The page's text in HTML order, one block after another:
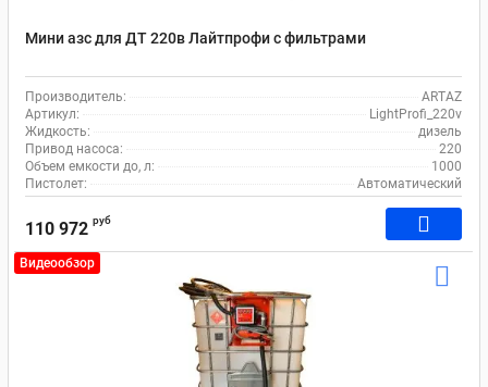
Мини азс для ДТ 220в Лайтпрофи с фильтрами
Производитель:
ARTAZ
Артикул:
LightProfi_220v
Жидкость:
дизель
Привод насоса:
220
Объем емкости до, л:
1000
Пистолет:
Автоматический
110 972 руб
Видеообзор